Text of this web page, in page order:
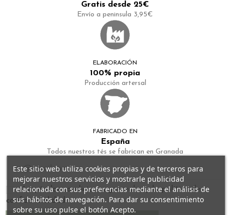
Gratis desde 25€
Envío a peninsula 3,95€
ELABORACIÓN
100% propia
Producción artersal
FABRICADO EN
España
Todos nuestros tés se fabrican en Granada
Acepto las condiciones generales y la política de
confidencialidad
Este sitio web utiliza cookies propias y de terceros para
mejorar nuestros servicios y mostrarle publicidad
relacionada con sus preferencias mediante el análisis de
sus hábitos de navegación. Para dar su consentimiento
sobre su uso pulse el botón Acepto.